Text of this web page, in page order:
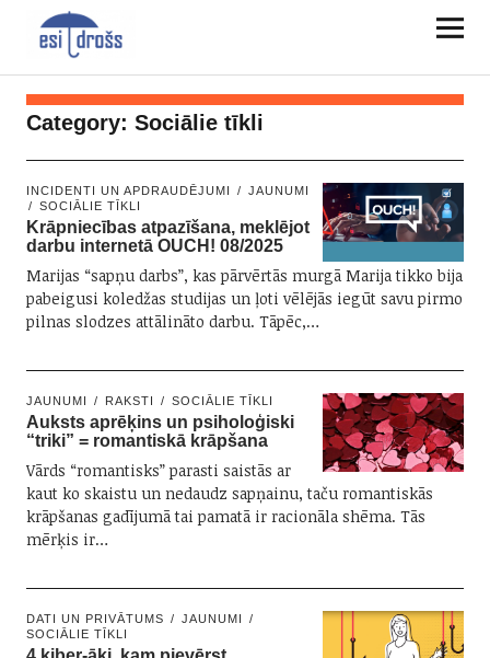
Category: Sociālie tīkli
INCIDENTI UN APDRAUDĒJUMI
JAUNUMI
SOCIĀLIE TĪKLI
Krāpniecības atpazīšana, meklējot
darbu internetā OUCH! 08/2025
Marijas “sapņu darbs”, kas pārvērtās murgā Marija tikko bija
pabeigusi koledžas studijas un ļoti vēlējās iegūt savu pirmo
pilnas slodzes attālināto darbu. Tāpēc,…
JAUNUMI RAKSTI SOCIĀLIE TĪKLI
Auksts aprēķins un psiholoģiski
“triki” = romantiskā krāpšana
Vārds “romantisks” parasti saistās ar
kaut ko skaistu un nedaudz sapņainu, taču romantiskās
krāpšanas gadījumā tai pamatā ir racionāla shēma. Tās
mērķis ir…
DATI UN PRIVĀTUMS
JAUNUMI
SOCIĀLIE TĪKLI